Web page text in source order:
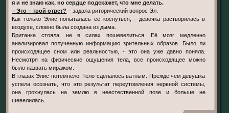
я и не знаю как, но сердце подскажет, что мне делать.
– Это – твой ответ? – задала риторический вопрос Эл.
Как только Элис попыталась её коснуться, - девочка растворилась в
воздухе, словно была создана из дыма.
Британка стояла, не в силах пошевелиться. Её мозг медленно
анализировал полученную информацию зрительных образов. Было ли
происходящее сном или реальностью, - это она уже давно поняла.
Несмотря на физические ощущения тела, все происходящее можно
было назвать миражом.
В глазах Элис потемнело. Тело сделалось ватным. Прежде чем девушка
успела осознать, что это результат переутомления нервной системы,
она грохнулась на землю в неестественной позе и больше не
шевелилась.